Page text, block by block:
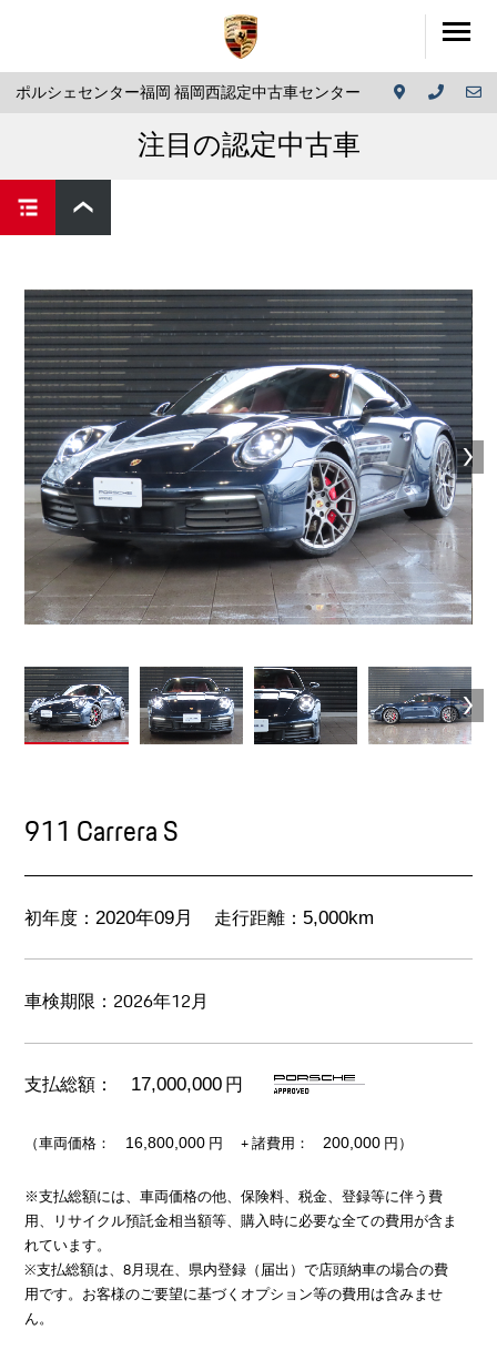
ポルシェセンター福岡 福岡西認定中古車センター
注目の認定中古車
911 Carrera S
初年度：2020年09月 走行距離： 5,000km
車検期限：2026年12月
支払総額： 17,000,000 円
（車両価格： 16,800,000円 + 諸費用： 200,000 円）
※支払総額には、車両価格の他、保険料、税金、登録等に伴う費
用、リサイクル預託金相当額等、購入時に必要な全ての費用が含ま
れています。
※支払総額は、8月現在、県内登録（届出）で店頭納車の場合の費
用です。お客様のご要望に基づくオプション等の費用は含みませ
ん。